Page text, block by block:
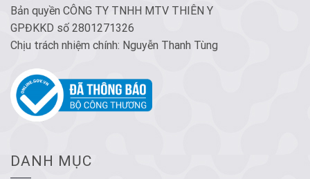
Bản quyền CÔNG TY TNHH MTV THIÊN Y
GPĐKKD số 2801271326
Chịu trách nhiệm chính: Nguyễn Thanh Tùng
DANH MỤC